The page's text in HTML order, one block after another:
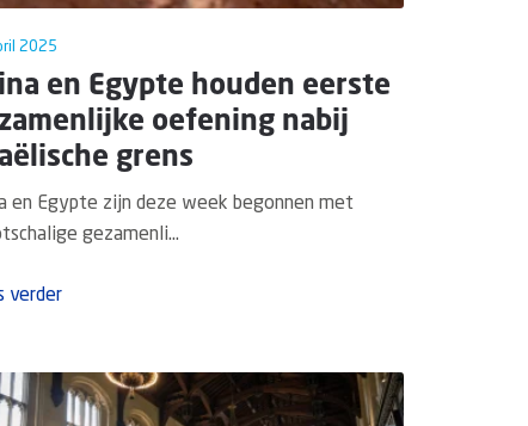
2025
en Egypte houden eerste
oefening nabij
grens
en Egypte zijn deze week begonnen met
gezamenli...
verder